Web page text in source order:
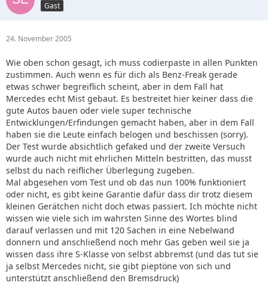
Gast
24. November 2005
Wie oben schon gesagt, ich muss codierpaste in allen Punkten
zustimmen. Auch wenn es für dich als Benz-Freak gerade
etwas schwer begreiflich scheint, aber in dem Fall hat
Mercedes echt Mist gebaut. Es bestreitet hier keiner dass die
gute Autos bauen oder viele super technische
Entwicklungen/Erfindungen gemacht haben, aber in dem Fall
haben sie die Leute einfach belogen und beschissen (sorry).
Der Test wurde absichtlich gefaked und der zweite Versuch
wurde auch nicht mit ehrlichen Mitteln bestritten, das musst
selbst du nach reiflicher Überlegung zugeben.
Mal abgesehen vom Test und ob das nun 100% funktioniert
oder nicht, es gibt keine Garantie dafür dass dir trotz diesem
kleinen Gerätchen nicht doch etwas passiert. Ich möchte nicht
wissen wie viele sich im wahrsten Sinne des Wortes blind
darauf verlassen und mit 120 Sachen in eine Nebelwand
donnern und anschließend noch mehr Gas geben weil sie ja
wissen dass ihre S-Klasse von selbst abbremst (und das tut sie
ja selbst Mercedes nicht, sie gibt pieptöne von sich und
unterstützt anschließend den Bremsdruck)